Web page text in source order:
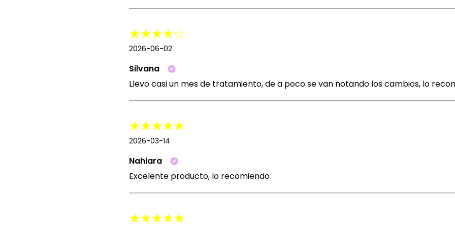
2026-06-02
Silvana
Llevo casi un mes de tratamiento, de a poco se van notando los cambios, lo
2026-03-14
Nahiara
Excelente producto, lo recomiendo